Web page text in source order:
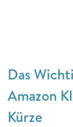
Das
Amazon
Kürze